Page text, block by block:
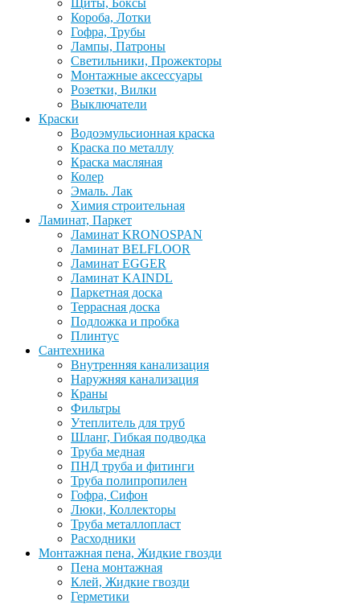
Щиты, Боксы
Короба, Лотки
Гофра, Трубы
Лампы, Патроны
Светильники, Прожекторы
Монтажные аксессуары
Розетки, Вилки
Выключатели
Краски
Водоэмульсионная краска
Краска по металлу
Краска масляная
Колер
Эмаль. Лак
Химия строительная
Ламинат, Паркет
Ламинат KRONOSPAN
Ламинат BELFLOOR
Ламинат EGGER
Ламинат KAINDL
Паркетная доска
Террасная доска
Подложка и пробка
Плинтус
Сантехника
Внутренняя канализация
Наружняя канализация
Краны
Фильтры
Утеплитель для труб
Шланг, Гибкая подводка
Труба медная
ПНД труба и фитинги
Труба полипропилен
Гофра, Сифон
Люки, Коллекторы
Труба металлопласт
Расходники
Монтажная пена, Жидкие гвозди
Пена монтажная
Клей, Жидкие гвозди
Герметики